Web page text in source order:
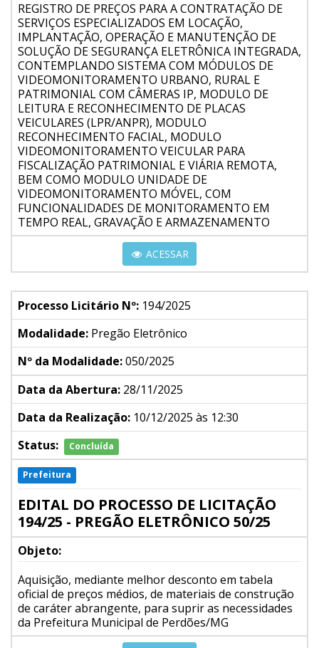
REGISTRO DE PREÇOS PARA A CONTRATAÇÃO DE
SERVIÇOS ESPECIALIZADOS EM LOCAÇÃO,
IMPLANTAÇÃO, OPERAÇÃO E MANUTENÇÃO DE
SOLUÇÃO DE SEGURANÇA ELETRÔNICA INTEGRADA,
CONTEMPLANDO SISTEMA COM MÓDULOS DE
VIDEOMONITORAMENTO URBANO, RURAL E
PATRIMONIAL COM CÂMERAS IP, MODULO DE
LEITURA E RECONHECIMENTO DE PLACAS
VEICULARES (LPR/ANPR), MODULO
RECONHECIMENTO FACIAL, MODULO
VIDEOMONITORAMENTO VEICULAR PARA
FISCALIZAÇÃO PATRIMONIAL E VIÁRIA REMOTA,
BEM COMO MODULO UNIDADE DE
VIDEOMONITORAMENTO MÓVEL, COM
FUNCIONALIDADES DE MONITORAMENTO EM
TEMPO REAL, GRAVAÇÃO E ARMAZENAMENTO
ACESSAR
Processo Licitário Nº: 194/2025
Modalidade: Pregão Eletrônico
Nº da Modalidade:050/2025
Data da Abertura: 28/11/2025
Data da Realização: 10/12/2025 às 12:30
Status:
Concluída
Prefeitura
EDITAL DO PROCESSO DE LICITAÇÃO
194/25 - PREGÃO ELETRÔNICO 50/25
Objeto:
Aquisição, mediante melhor desconto em tabela
oficial de preços médios, de materiais de construção
de caráter abrangente, para suprir as necessidades
da Prefeitura Municipal de Perdões/MG